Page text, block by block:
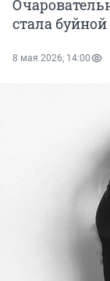
стала
8 мая 2026, 14:00